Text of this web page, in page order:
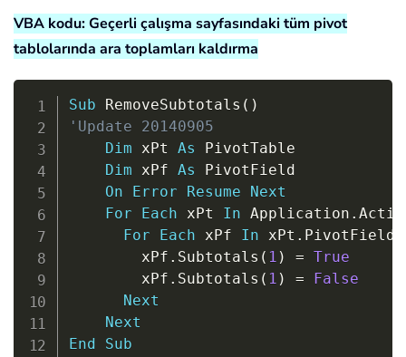
VBA kodu: Geçerli çalışma sayfasındaki tüm pivot
tablolarında ara toplamları kaldırma
Sub RemoveSubtotals ( )
'Update 20140905
Dim xPt As PivotTable
Dim xPf As PivotField
On
Error Resume
Next
For
Each xPt In Application .
For
Each xPf In xPt . PivotFields
        xPf
. Subtotals ( 1 ) = True
        xPf
. Subtotals ( 1 ) =
False
Next
Next
End
Sub